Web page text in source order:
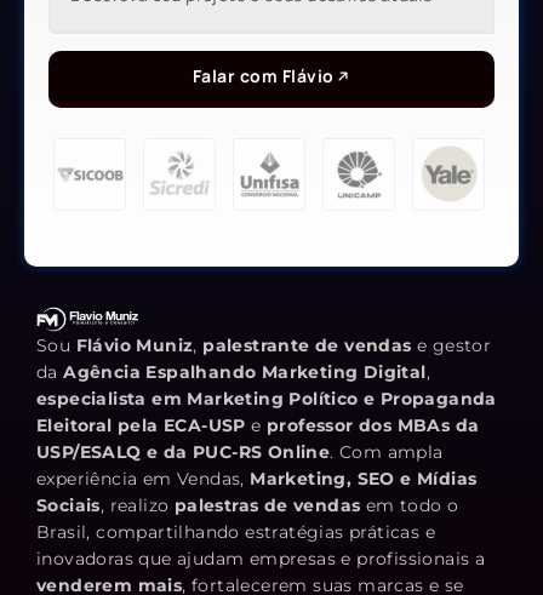
Falar com Flávio
Sou Flávio Muniz, palestrante de vendas e gestor
daAgência Espalhando Marketing Digital,
especialista em Marketing Político e Propaganda
Eleitoral pela ECA-USP e professor dos MBAs da
USP/ESALQ e da PUC-RS Online. Com ampla
experiência em Vendas, Marketing, SEO e Mídias
Sociais, realizo palestras de vendas em todo o
Brasil, compartilhando estratégias práticas e
inovadoras que ajudam empresas e profissionais a
venderem mais, fortalecerem suas marcas e se